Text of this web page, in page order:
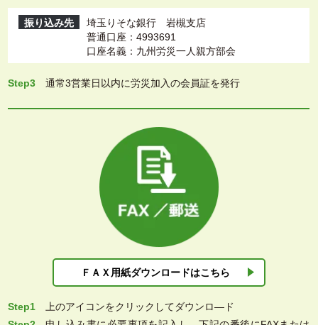
振り込み先
埼玉りそな銀行 岩槻支店
普通口座：4993691
口座名義：九州労災一人親方部会
Step3 通常3営業日以内に労災加入の会員証を発行
ＦＡＸ用紙ダウンロードはこちら
Step1 上のアイコンをクリックしてダウンロ―ド